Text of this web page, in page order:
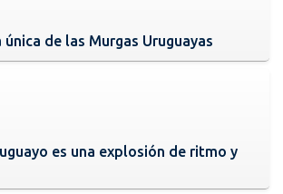
única de las Murgas Uruguayas
es una explosión de ritmo y